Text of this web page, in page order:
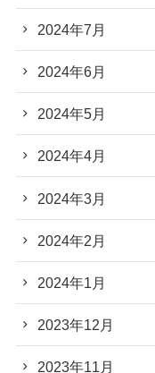
2024年7月
2024年6月
2024年5月
2024年4月
2024年3月
2024年2月
2024年1月
2023年12月
2023年11月